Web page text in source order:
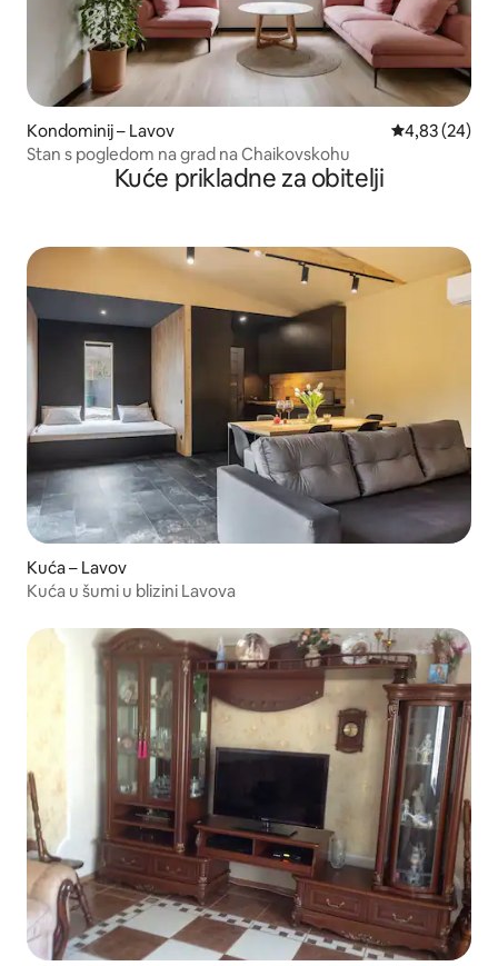
Kondominij – Lavov Prosječna
4,83 (24)
Stan s pogledom na grad na Chaikovskohu
Kuće prikladne za obitelji
Kuća – Lavov
Kuća u šumi u blizini Lavova